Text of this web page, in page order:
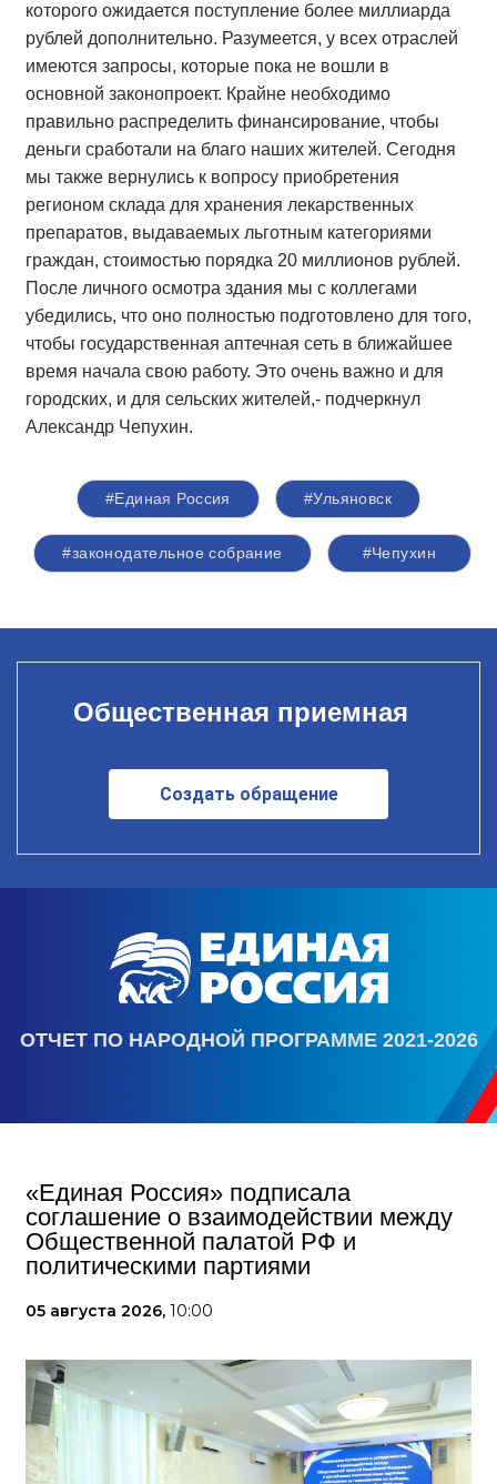
которого ожидается поступление более миллиарда
рублей дополнительно. Разумеется, у всех отраслей
имеются запросы, которые пока не вошли в
основной законопроект. Крайне необходимо
правильно распределить финансирование, чтобы
деньги сработали на благо наших жителей. Сегодня
мы также вернулись к вопросу приобретения
регионом склада для хранения лекарственных
препаратов, выдаваемых льготным категориями
граждан, стоимостью порядка 20 миллионов рублей.
После личного осмотра здания мы с коллегами
убедились, что оно полностью подготовлено для того,
чтобы государственная аптечная сеть в ближайшее
время начала свою работу. Это очень важно и для
городских, и для сельских жителей,- подчеркнул
Александр Чепухин.
#Единая Россия #Ульяновск
#законодательное собрание #Чепухин
Общественная приемная
Создать обращение
ОТЧЕТ ПО НАРОДНОЙ ПРОГРАММЕ 2021-2026
«Единая Россия» подписала
соглашение о взаимодействии между
Общественной палатой РФ и
политическими партиями
05 августа 2026, 10:00